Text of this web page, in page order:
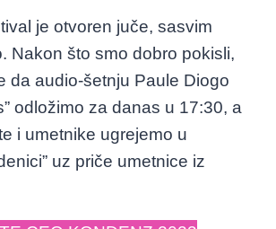
je otvoren juče, sasvim
Nakon što smo dobro pokisli,
da audio-šetnju Paule Diogo
odložimo za danas u 17:30, a
i umetnike ugrejemo u
uz priče umetnice iz